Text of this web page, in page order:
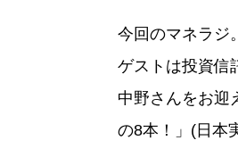
今回のマネラジ
ゲストは投資信
中野さんをお迎
の8本！」(日本